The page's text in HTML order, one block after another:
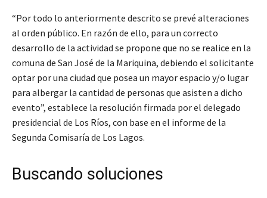
“Por todo lo anteriormente descrito se prevé alteraciones
al orden público. En razón de ello, para un correcto
desarrollo de la actividad se propone que no se realice en la
comuna de San José de la Mariquina, debiendo el solicitante
optar por una ciudad que posea un mayor espacio y/o lugar
para albergar la cantidad de personas que asisten a dicho
evento”, establece la resolución firmada por el delegado
presidencial de Los Ríos, con base en el informe de la
Segunda Comisaría de Los Lagos.
Buscando soluciones